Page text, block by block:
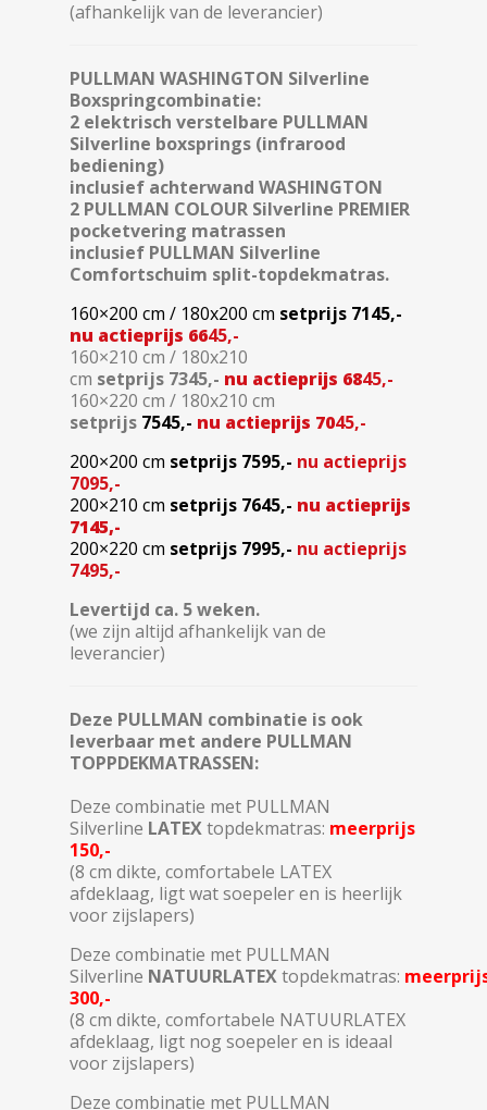
(afhankelijk van de leverancier)
PULLMAN WASHINGTON Silverline
Boxspringcombinatie:
2 elektrisch verstelbare PULLMAN
Silverline boxsprings (infrarood
bediening)
inclusief achterwand WASHINGTON
2 PULLMAN COLOUR Silverline PREMIER
pocketvering matrassen
inclusief PULLMAN Silverline
Comfortschuim split-topdekmatras.
160×200 cm / 180x200 cm setprijs 7145,-
nu actieprijs 6645,-
160×210 cm / 180x210
cm setprijs 7345,- nu actieprijs 6845,-
160×220 cm / 180x210 cm
setprijs 7545,- nu actieprijs 7045,-
200×200 cm setprijs 7595,- nu actieprijs
7095,-
200×210 cm setprijs 7645,- nu actieprijs
7145,-
200×220 cm setprijs 7995,- nu actieprijs
7495,-
Levertijd ca. 5 weken.
(we zijn altijd afhankelijk van de
leverancier)
Deze PULLMAN combinatie is ook
leverbaar met andere PULLMAN
TOPPDEKMATRASSEN:
Deze combinatie met PULLMAN
Silverline LATEXtopdekmatras: meerprijs
150,-
(8 cm dikte, comfortabele LATEX
afdeklaag, ligt wat soepeler en is heerlijk
voor zijslapers)
Deze combinatie met PULLMAN
Silverline NATUURLATEXtopdekmatras:
300,-
(8 cm dikte, comfortabele NATUURLATEX
afdeklaag, ligt nog soepeler en is ideaal
voor zijslapers)
Deze combinatie met PULLMAN